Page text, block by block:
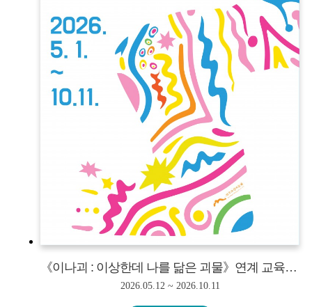
《이나괴 : 이상한데 나를 닮은 괴물》연계 교육·체험 프로그램<단체만 신청가능>
2026.05.12 ~ 2026.10.11